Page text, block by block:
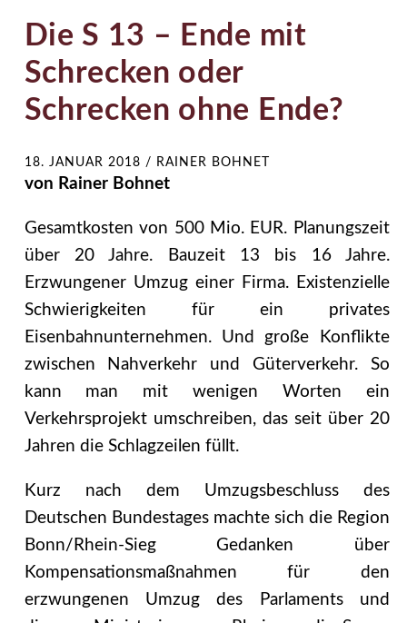
Die S 13 – Ende mit
Schrecken oder
Schrecken ohne Ende?
18. JANUAR 2018 / RAINER BOHNET
von Rainer Bohnet
Gesamtkosten von 500 Mio. EUR. Planungszeit
über 20 Jahre. Bauzeit 13 bis 16 Jahre.
Erzwungener Umzug einer Firma. Existenzielle
Schwierigkeiten für ein privates
Eisenbahnunternehmen. Und große Konflikte
zwischen Nahverkehr und Güterverkehr. So
kann man mit wenigen Worten ein
Verkehrsprojekt umschreiben, das seit über 20
Jahren die Schlagzeilen füllt.
Kurz nach dem Umzugsbeschluss des
Deutschen Bundestages machte sich die Region
Bonn/Rhein-Sieg Gedanken über
Kompensationsmaßnahmen für den
erzwungenen Umzug des Parlaments und